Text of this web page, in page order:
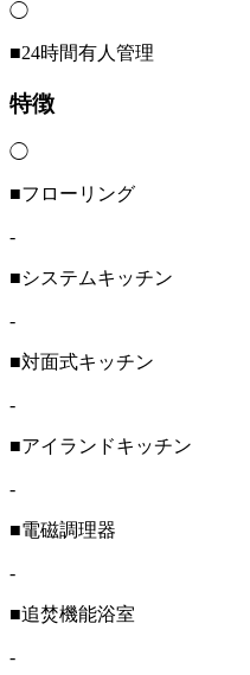
◯
■24時間有人管理
特徴
◯
■フローリング
-
■システムキッチン
-
■対面式キッチン
-
■アイランドキッチン
-
■電磁調理器
-
■追焚機能浴室
-